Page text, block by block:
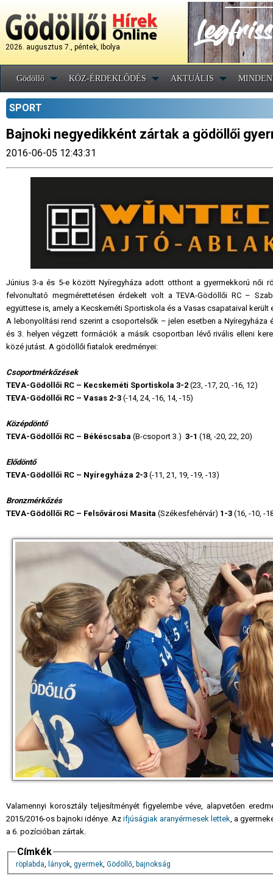
2026. augusztus 7., péntek, Ibolya
Gödöllő KÖZ-ÉRDEKLŐDÉS AKTUÁLIS
SPORT
Bajnoki negyedikként zártak a gödöllői
2016-06-05 12:43:31
Június 3-a és 5-e között Nyíregyháza adott otthont a gyermekkorú női
felvonultató megmérettetésen érdekelt volt a TEVA-Gödöllői RC –
együttese is, amely a Kecskeméti Sportiskola és a Vasas csapataival került
A lebonyolítási rend szerint a csoportelsők – jelen esetben a
és 3. helyen végzett formációk a másik csoportban lévő rivális elleni
közé jutást. A gödöllői fiatalok eredményei:
Csoportmérkőzések
TEVA-Gödöllői RC – Kecskeméti Sportiskola 3-2 (23, -17, 20, -16, 12)
TEVA-Gödöllői RC – Vasas 2-3 (-14, 24, -16, 14, -15)
Középdöntő
TEVA-Gödöllői RC – Békéscsaba (B-csoport 3.) 3-1 (18, -20, 22, 20)
Elődöntő
TEVA-Gödöllői RC – Nyíregyháza 2-3 (-11, 21, 19, -19, -13)
Bronzmérkőzés
TEVA-Gödöllői RC – Felsővárosi Masita (Székesfehérvár) 1-3 (16, -10, -
Valamennyi korosztály teljesítményét figyelembe véve, alapvetően
2015/2016-os bajnoki idénye. Azifjúságiak aranyérmesek lettek, a
a 6. pozícióban zártak.
Címkék
röplabda, lányok, gyermek, Gödöllő, bajnokság